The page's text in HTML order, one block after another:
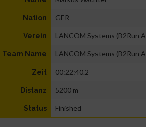
Nation GER
Verein LANCOM Systems (B2Run
Team Name LANCOM Systems (B2Run
Zeit 00:22:40.2
Distanz 5200 m
Status Finished